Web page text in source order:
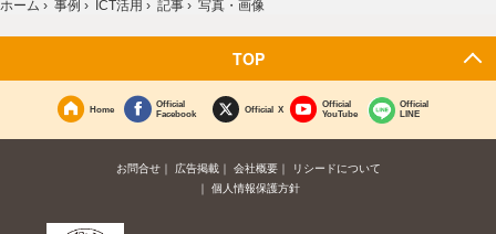
ホーム › 事例 › ICT活用 › 記事 › 写真・画像
TOP
Home
Official
Facebook
Official X
Official
YouTube
Official
LINE
お問合せ 広告掲載 会社概要
リシードについて
個人情報保護方針